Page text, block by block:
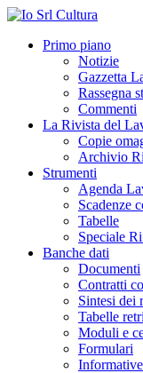
Primo piano
Notizie
Gazzetta
Rassegna
Commenti
La Rivista del
Copie
Archivio
Strumenti
Agenda
Scadenze
Tabelle
Speciale
Banche dati
Documenti
Contratti
Sintesi dei
Tabelle
Moduli e
Formulari